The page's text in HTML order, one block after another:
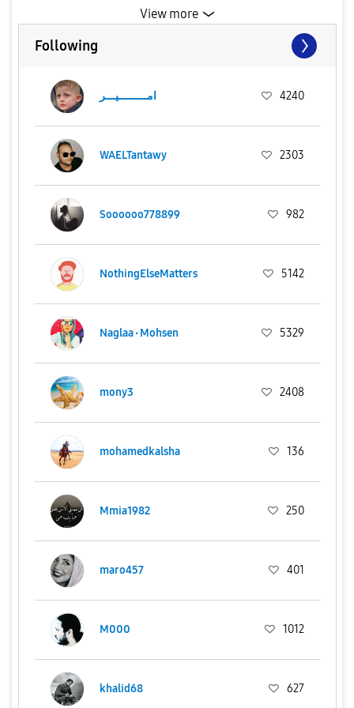
View more
Following
امـــــــــيـــر 4240
WAELTantawy 2303
Soooooo778899 982
NothingElseMatters 5142
Naglaa٠Mohsen 5329
mony3 2408
mohamedkalsha 136
Mmia1982 250
maro457 401
M000 1012
khalid68 627